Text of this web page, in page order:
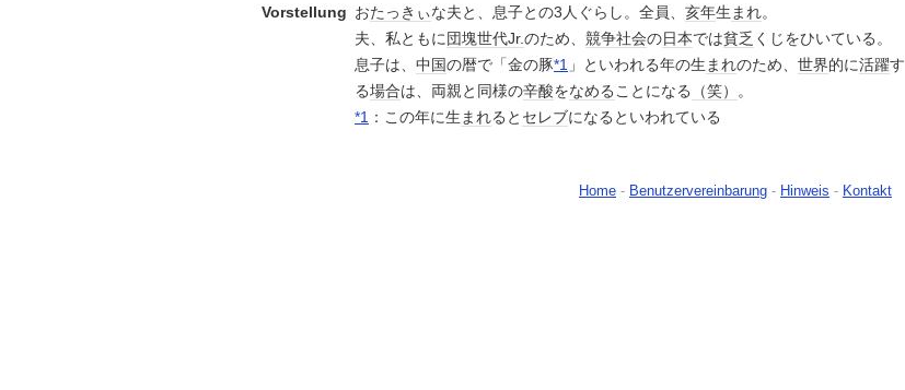
Vorstellung おたっきぃな夫と、息子との3人ぐらし。全員、 亥年生まれ。
夫、私ともに団塊世代Jr.のため、 競争社会の日本では貧乏 くじをひいている。
息子は、 中国の暦で「金の豚*1 」といわれる年の生まれのため、 世界的に活躍す
る場合は、両親と同様の辛酸をなめることになる （笑） 。
*1 ：この年に生まれると セレブになるといわれている
Home - Benutzervereinbarung - Hinweis - Kontakt